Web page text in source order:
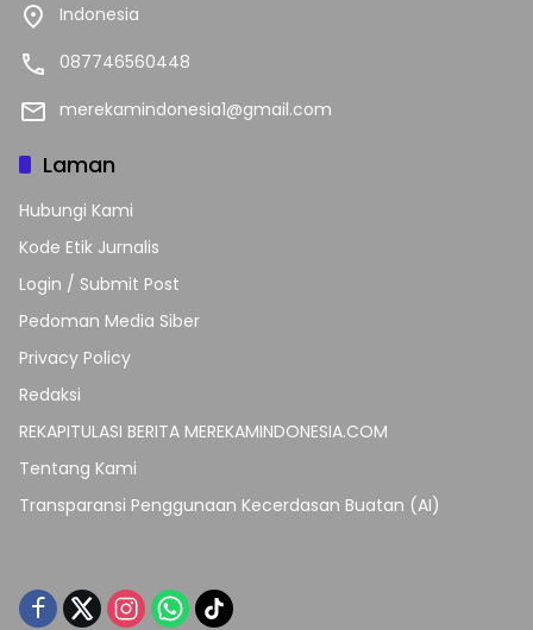
Indonesia
087746560448
merekamindonesia1@gmail.com
Laman
Hubungi Kami
Kode Etik Jurnalis
Login / Submit Post
Pedoman Media Siber
Privacy Policy
Redaksi
REKAPITULASI BERITA MEREKAMINDONESIA.COM
Tentang Kami
Transparansi Penggunaan Kecerdasan Buatan (AI)